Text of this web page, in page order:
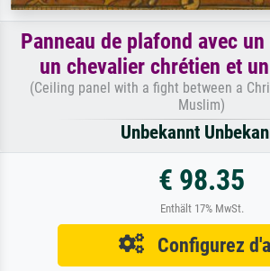
Panneau de plafond avec
un chevalier chrétien et
(Ceiling panel with a fight between a
Muslim)
Unbekannt
€ 98.35
Enthält 17% MwSt.
Configurez